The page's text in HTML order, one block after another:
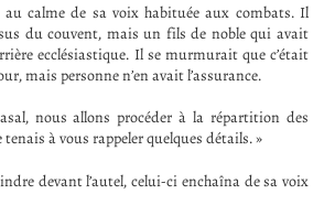
au calme de sa voix habituée aux combats. Il
du couvent, mais un fils de noble qui avait
ecclésiastique. Il se murmurait que c’était
mais personne n’en avait l’assurance.
nous allons procéder à la répartition des
à vous rappeler quelques détails. »
devant l’autel, celui-ci enchaîna de sa voix